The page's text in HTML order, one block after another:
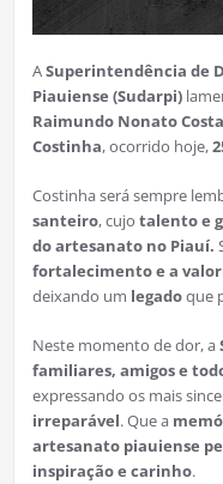
ASuperintendência de
Piauiense (Sudarpi)
Raimundo Nonato Costa
Costinha, ocorrido hoje,
Costinha será sempre
santeiro, cujo talento e
do artesanato no Piauí.
fortalecimento e a
deixando um legadoque
Neste momento de dor, a
familiares, amigos e
expressando os mais
irreparável. Que a
artesanato piauiense
inspiração e carinho.